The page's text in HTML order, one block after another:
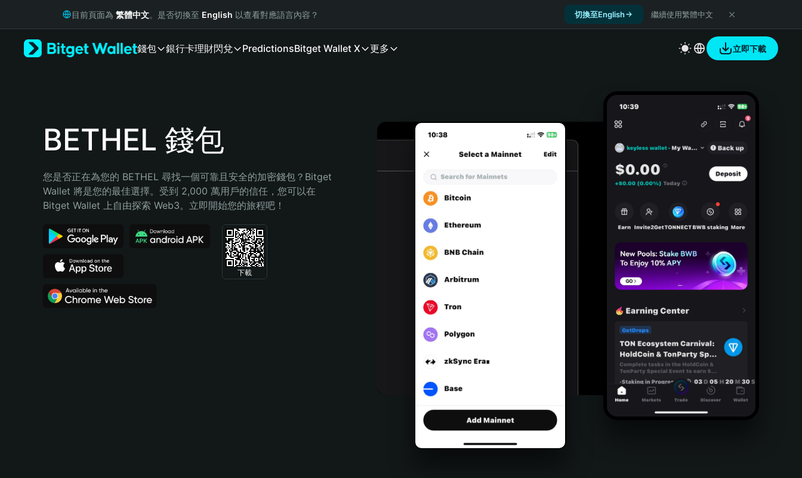
Русский
Bahasa Indonesia
Español (Argentina)
目前頁面為 繁體中文。是否切換至 English 以查看對應語言內容？ 切換至English 繼續使用繁體中文
錢包 銀行卡理財閃兌 PredictionsBitget Wallet X 更多 立即下載
BETHEL 錢包
您是否正在為您的 BETHEL 尋找一個可靠且安全的加密錢包？Bitget
Wallet 將是您的最佳選擇。受到 2,000 萬用戶的信任，您可以在
Bitget Wallet 上自由探索 Web3。立即開始您的旅程吧！
下載